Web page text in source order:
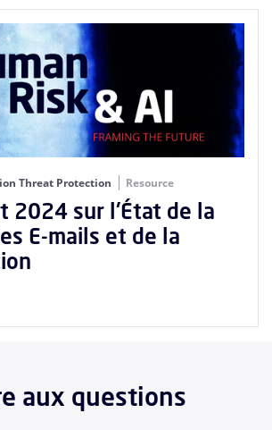
Threat Protection Resource
2024 sur l'État de la
E-mails et de la
aux questions